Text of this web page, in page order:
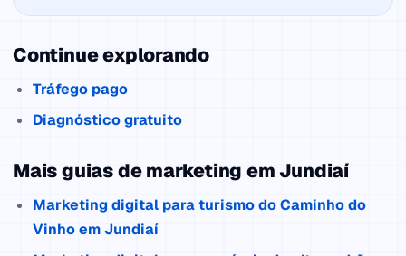
Continue explorando
Tráfego pago
Diagnóstico gratuito
Mais guias de marketing em Jundiaí
Marketing digital para turismo do Caminho do
Vinho em Jundiaí